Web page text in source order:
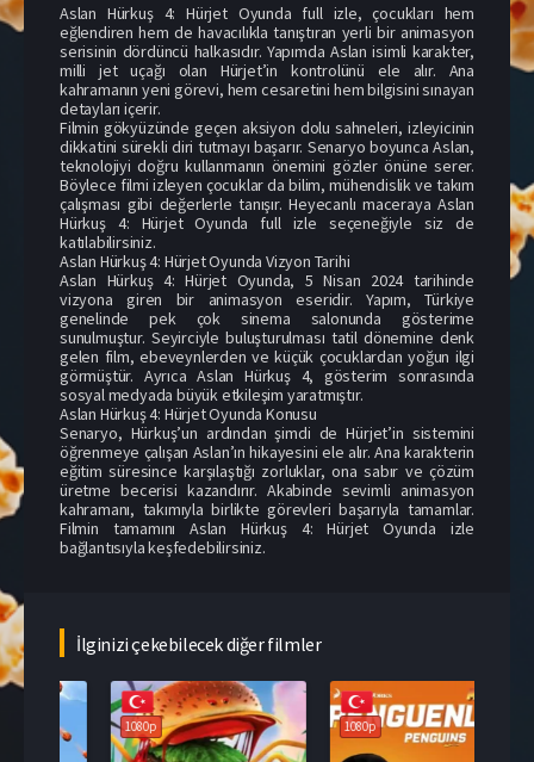
Aslan Hürkuş 4: Hürjet Oyunda full izle, çocukları hem
eğlendiren hem de havacılıkla tanıştıran yerli bir animasyon
serisinin dördüncü halkasıdır. Yapımda Aslan isimli karakter,
milli jet uçağı olan Hürjet’in kontrolünü ele alır. Ana
kahramanın yeni görevi, hem cesaretini hem bilgisini sınayan
detayları içerir.
Filmin gökyüzünde geçen aksiyon dolu sahneleri, izleyicinin
dikkatini sürekli diri tutmayı başarır. Senaryo boyunca Aslan,
teknolojiyi doğru kullanmanın önemini gözler önüne serer.
Böylece filmi izleyen çocuklar da bilim, mühendislik ve takım
çalışması gibi değerlerle tanışır. Heyecanlı maceraya Aslan
Hürkuş 4: Hürjet Oyunda full izle seçeneğiyle siz de
katılabilirsiniz.
Aslan Hürkuş 4: Hürjet Oyunda Vizyon Tarihi
Aslan Hürkuş 4: Hürjet Oyunda, 5 Nisan 2024 tarihinde
vizyona giren bir animasyon eseridir. Yapım, Türkiye
genelinde pek çok sinema salonunda gösterime
sunulmuştur. Seyirciyle buluşturulması tatil dönemine denk
gelen film, ebeveynlerden ve küçük çocuklardan yoğun ilgi
görmüştür. Ayrıca Aslan Hürkuş 4, gösterim sonrasında
sosyal medyada büyük etkileşim yaratmıştır.
Aslan Hürkuş 4: Hürjet Oyunda Konusu
Senaryo, Hürkuş’un ardından şimdi de Hürjet’in sistemini
öğrenmeye çalışan Aslan’ın hikayesini ele alır. Ana karakterin
eğitim süresince karşılaştığı zorluklar, ona sabır ve çözüm
üretme becerisi kazandırır. Akabinde sevimli animasyon
kahramanı, takımıyla birlikte görevleri başarıyla tamamlar.
Filmin tamamını Aslan Hürkuş 4: Hürjet Oyunda izle
bağlantısıyla keşfedebilirsiniz.
İlginizi çekebilecek diğer filmler
1080p